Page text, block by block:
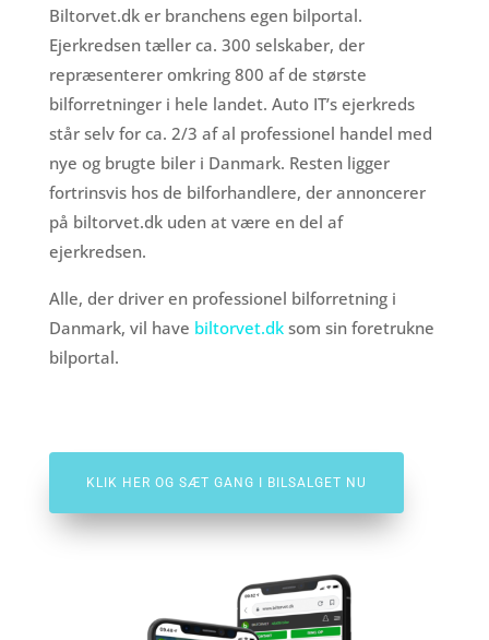
Biltorvet.dk er branchens egen bilportal.
Ejerkredsen tæller ca. 300 selskaber, der
repræsenterer omkring 800 af de største
bilforretninger i hele landet. Auto IT’s ejerkreds
står selv for ca. 2/3 af al professionel handel med
nye og brugte biler i Danmark. Resten ligger
fortrinsvis hos de bilforhandlere, der annoncerer
på biltorvet.dk uden at være en del af
ejerkredsen.
Alle, der driver en professionel bilforretning i
Danmark, vil have biltorvet.dk som sin foretrukne
bilportal.
KLIK HER OG SÆT GANG I BILSALGET NU